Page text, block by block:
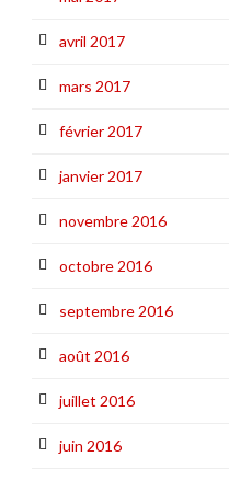
avril 2017
mars 2017
février 2017
janvier 2017
novembre 2016
octobre 2016
septembre 2016
août 2016
juillet 2016
juin 2016